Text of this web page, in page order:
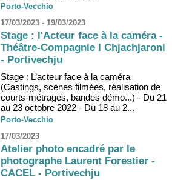
Porto-Vecchio
17/03/2023 - 19/03/2023
Stage : l'Acteur face à la caméra -
Théâtre-Compagnie I Chjachjaroni
- Portivechju
Stage : L’acteur face à la caméra
(Castings, scènes filmées, réalisation de
courts-métrages, bandes démo...) - Du 21
au 23 octobre 2022 - Du 18 au 2...
Porto-Vecchio
17/03/2023
Atelier photo encadré par le
photographe Laurent Forestier -
CACEL - Portivechju